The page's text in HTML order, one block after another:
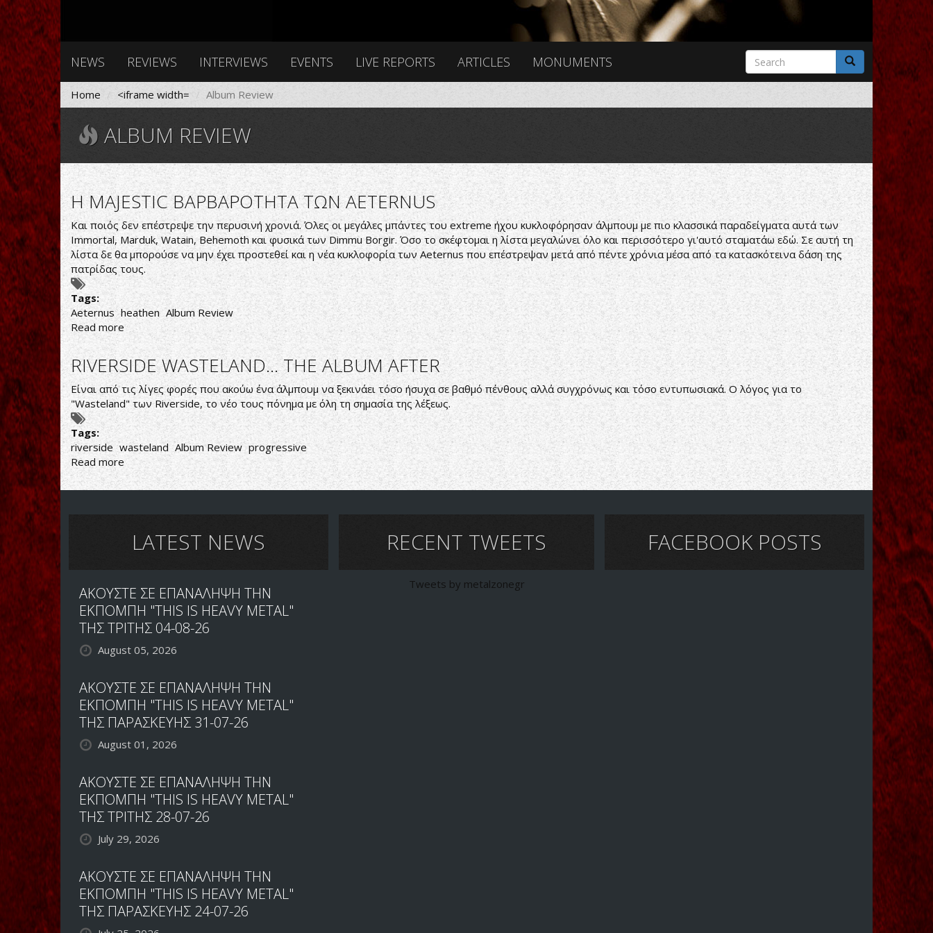
NEWS REVIEWS INTERVIEWS EVENTS LIVE REPORTS ARTICLES MONUMENTS
Search
form
Search
Home <iframe width= Album Review
ALBUM REVIEW
Η MAJESTIC ΒΑΡΒΑΡΟΤΗΤΑ ΤΩΝ AETERNUS
Και ποιός δεν επέστρεψε την περυσινή χρονιά. Όλες οι μεγάλες μπάντες του extreme ήχου κυκλοφόρησαν άλμπουμ με πιο κλασσικά παραδείγματα αυτά των
Immortal, Marduk, Watain, Behemoth και φυσικά των Dimmu Borgir. Όσο το σκέφτομαι η λίστα μεγαλώνει όλο και περισσότερο γι'αυτό σταματάω εδώ. Σε αυτή τη
λίστα δε θα μπορούσε να μην έχει προστεθεί και η νέα κυκλοφορία των Aeternus που επέστρεψαν μετά από πέντε χρόνια μέσα από τα κατασκότεινα δάση της
πατρίδας τους.
Tags:
Aeternus heathen Album Review
Read more about
MAJESTIC
ΒΑΡΒΑΡΟΤΗΤΑ
ΤΩΝ
AETERNUS
RIVERSIDE WASTELAND... THE ALBUM AFTER
Είναι από τις λίγες φορές που ακούω ένα άλμπουμ να ξεκινάει τόσο ήσυχα σε βαθμό πένθους αλλά συγχρόνως και τόσο εντυπωσιακά. Ο λόγος για το
"Wasteland" των Riverside, το νέο τους πόνημα με όλη τη σημασία της λέξεως.
Tags:
riverside wasteland Album Review progressive
Read more about
RIVERSIDE
WASTELAND...
AFTER
LATEST NEWS
ΑΚΟΥΣΤΕ ΣΕ ΕΠΑΝΑΛΗΨΗ ΤΗΝ
ΕΚΠΟΜΠΗ "THIS IS HEAVY METAL"
ΤΗΣ ΤΡΙΤΗΣ 04-08-26
August 05, 2026
ΑΚΟΥΣΤΕ ΣΕ ΕΠΑΝΑΛΗΨΗ ΤΗΝ
ΕΚΠΟΜΠΗ "THIS IS HEAVY METAL"
ΤΗΣ ΠΑΡΑΣΚΕΥΗΣ 31-07-26
August 01, 2026
ΑΚΟΥΣΤΕ ΣΕ ΕΠΑΝΑΛΗΨΗ ΤΗΝ
ΕΚΠΟΜΠΗ "THIS IS HEAVY METAL"
ΤΗΣ ΤΡΙΤΗΣ 28-07-26
July 29, 2026
ΑΚΟΥΣΤΕ ΣΕ ΕΠΑΝΑΛΗΨΗ ΤΗΝ
ΕΚΠΟΜΠΗ "THIS IS HEAVY METAL"
ΤΗΣ ΠΑΡΑΣΚΕΥΗΣ 24-07-26
RECENT TWEETS
Tweets by metalzonegr
FACEBOOK POSTS